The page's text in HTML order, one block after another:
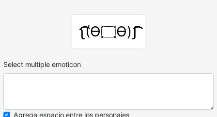
ʅ͡͡͡͡͡͡͡͡͡͡͡(Ɵ۝Ө)ʃ͡͡͡͡͡͡͡͡͡͡
Select multiple emoticon
Agrega espacio entre los personajes